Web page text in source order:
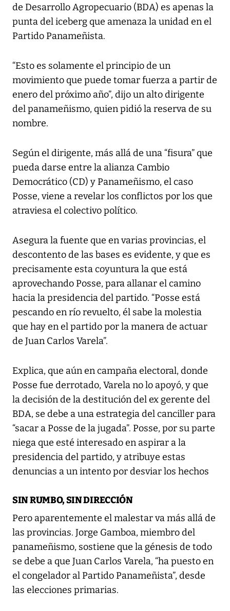
de Desarrollo Agropecuario (BDA) es apenas la
punta del iceberg que amenaza la unidad en el
Partido Panameñista.
“Esto es solamente el principio de un
movimiento que puede tomar fuerza a partir de
enero del próximo año”, dijo un alto dirigente
del panameñismo, quien pidió la reserva de su
nombre.
Según el dirigente, más allá de una “fisura” que
pueda darse entre la alianza Cambio
Democrático (CD) y Panameñismo, el caso
Posse, viene a revelar los conflictos por los que
atraviesa el colectivo político.
Asegura la fuente que en varias provincias, el
descontento de las bases es evidente, y que es
precisamente esta coyuntura la que está
aprovechando Posse, para allanar el camino
hacia la presidencia del partido. “Posse está
pescando en río revuelto, él sabe la molestia
que hay en el partido por la manera de actuar
de Juan Carlos Varela”.
Explica, que aún en campaña electoral, donde
Posse fue derrotado, Varela no lo apoyó, y que
la decisión de la destitución del ex gerente del
BDA, se debe a una estrategia del canciller para
“sacar a Posse de la jugada”. Posse, por su parte
niega que esté interesado en aspirar a la
presidencia del partido, y atribuye estas
denuncias a un intento por desviar los hechos
SIN RUMBO, SIN DIRECCIÓN
Pero aparentemente el malestar va más allá de
las provincias. Jorge Gamboa, miembro del
panameñismo, sostiene que la génesis de todo
se debe a que Juan Carlos Varela, “ha puesto en
el congelador al Partido Panameñista”, desde
las elecciones primarias.